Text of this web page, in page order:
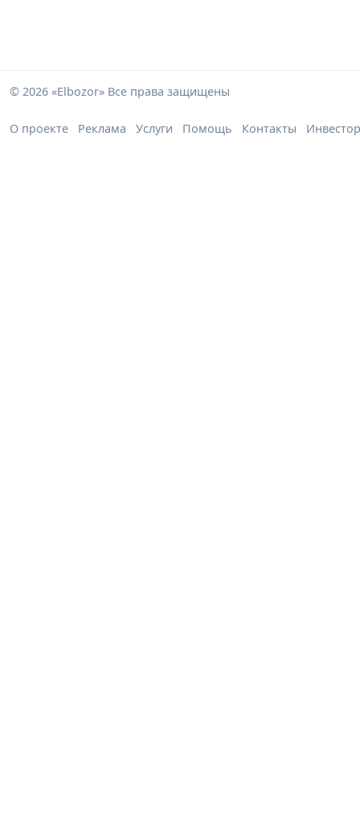
© 2026 «Elbozor» Все права защищены
О проекте Реклама Услуги Помощь Контакты